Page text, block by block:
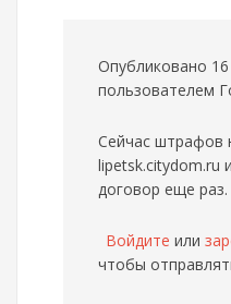
Опубликовано
пользователем
Сейчас штрафов
lipetsk.citydom.ru
договор еще раз.
Войдите или
чтобы